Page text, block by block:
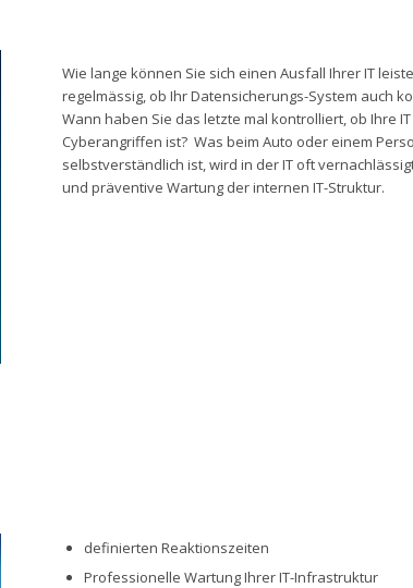
Wie lange können Sie sich einen Ausfall Ihrer IT
regelmässig, ob Ihr Datensicherungs-System auch
Wann haben Sie das letzte mal kontrolliert, ob Ihre
Cyberangriffen ist? Was beim Auto oder einem
selbstverständlich ist, wird in der IT oft
und präventive Wartung der internen IT-Struktur.
definierten Reaktionszeiten
Professionelle Wartung Ihrer IT-Infrastruktur